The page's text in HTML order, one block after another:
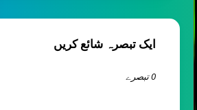
ایک تبصرہ شائع کریں
0 تبصرے